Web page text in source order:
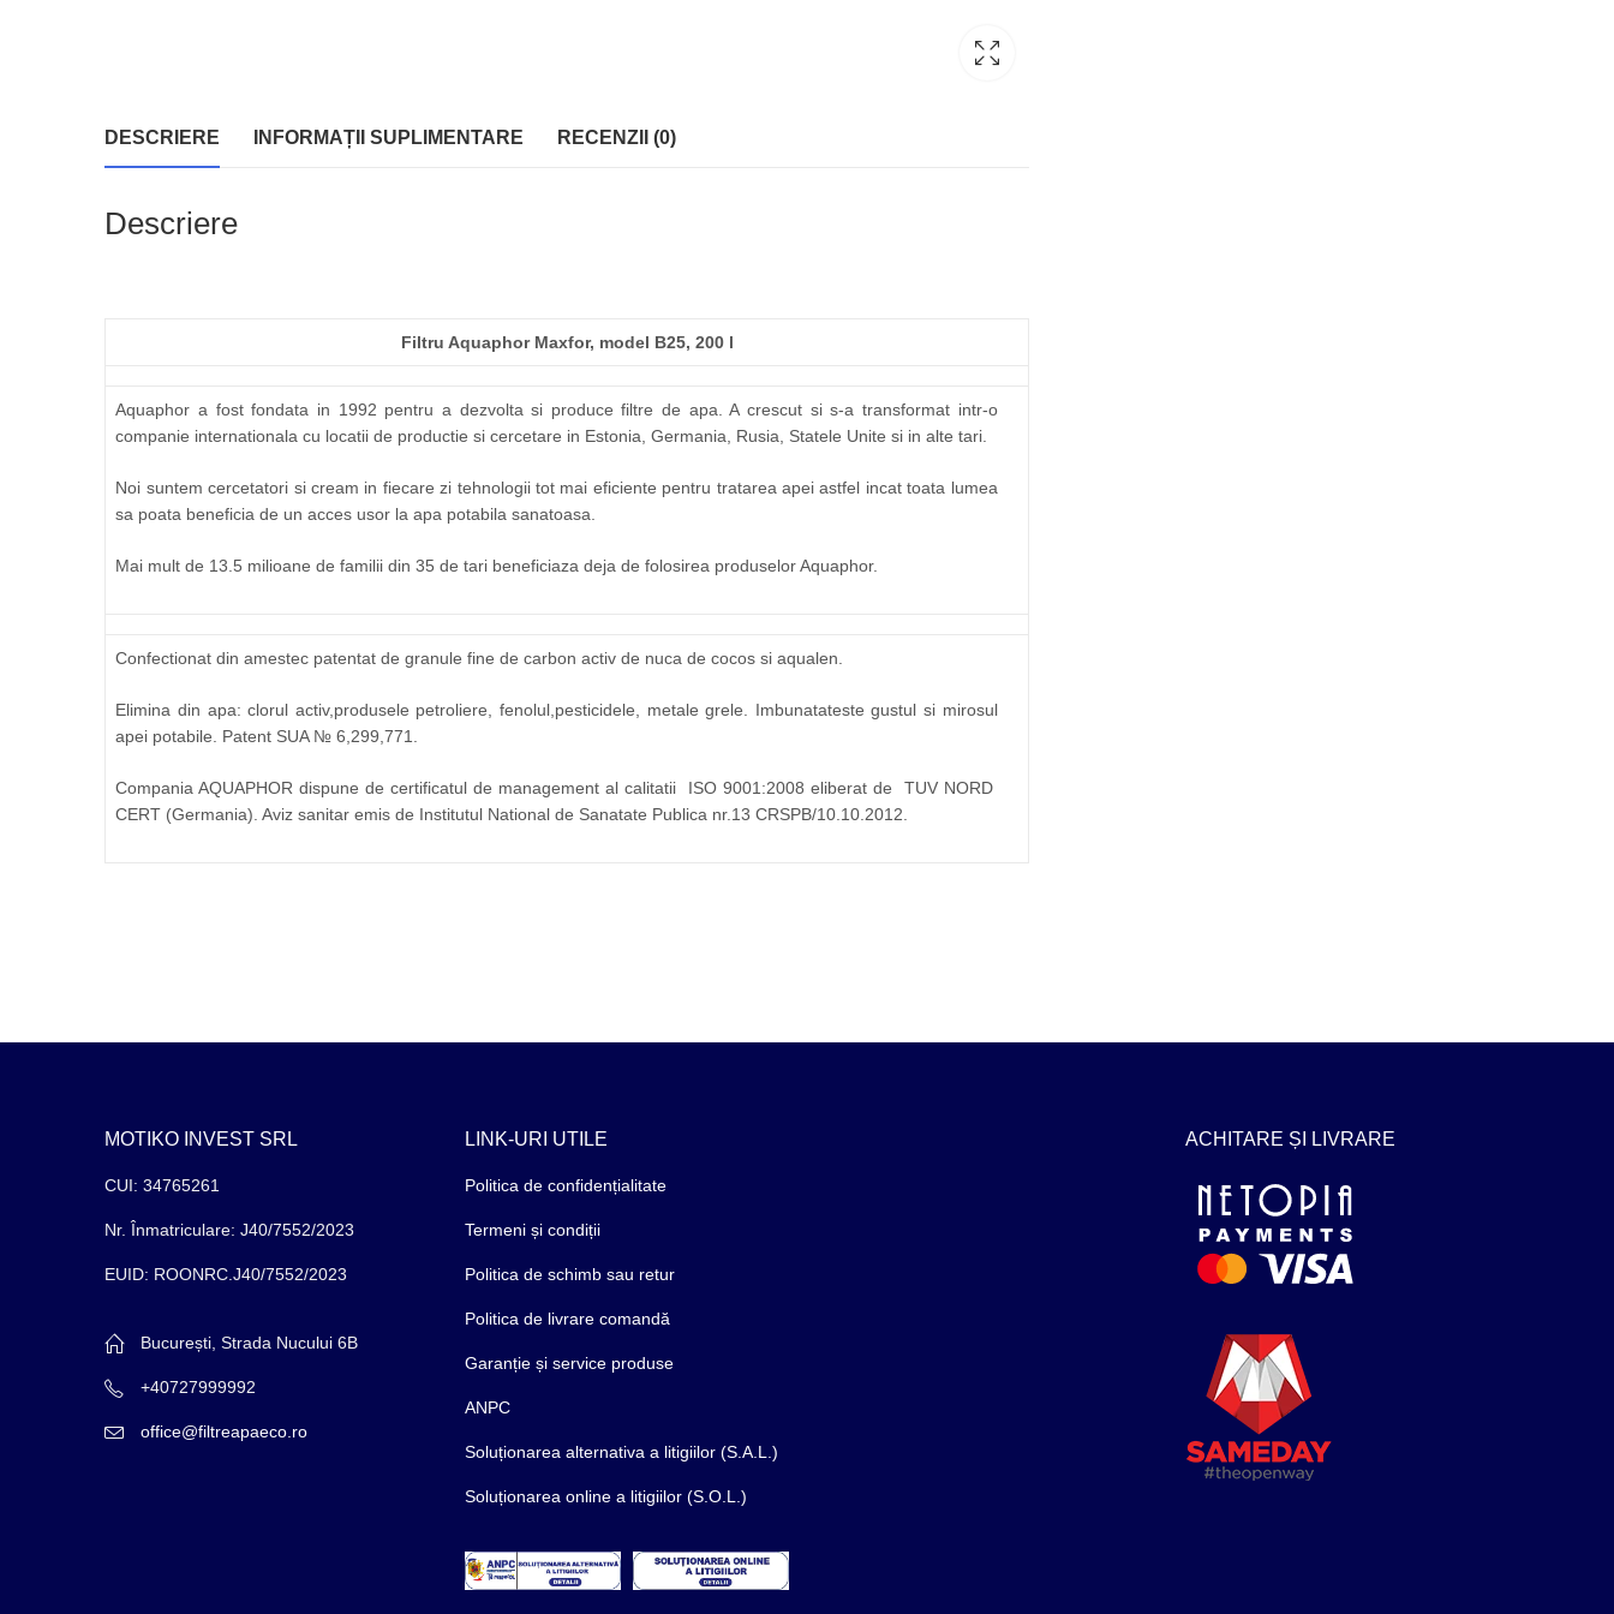
DESCRIERE INFORMAȚII SUPLIMENTARE RECENZII (0)
Descriere
Filtru Aquaphor Maxfor, model B25, 200 l
Aquaphor a fost fondata in 1992 pentru a dezvolta si produce filtre de apa. A crescut si s-a transformat intr-o
companie internationala cu locatii de productie si cercetare in Estonia, Germania, Rusia, Statele Unite si in alte tari.
Noi suntem cercetatori si cream in fiecare zi tehnologii tot mai eficiente pentru tratarea apei astfel incat toata lumea
sa poata beneficia de un acces usor la apa potabila sanatoasa.
Mai mult de 13.5 milioane de familii din 35 de tari beneficiaza deja de folosirea produselor Aquaphor.
Confectionat din amestec patentat de granule fine de carbon activ de nuca de cocos si aqualen.
Elimina din apa: clorul activ,produsele petroliere, fenolul,pesticidele, metale grele. Imbunatateste gustul si mirosul
apei potabile. Patent SUA № 6,299,771.
Compania AQUAPHOR dispune de certificatul de management al calitatii ISO 9001:2008 eliberat de TUV NORD
CERT (Germania). Aviz sanitar emis de Institutul National de Sanatate Publica nr.13 CRSPB/10.10.2012.
MOTIKO INVEST SRL
CUI: 34765261
Nr. Înmatriculare: J40/7552/2023
EUID: ROONRC.J40/7552/2023
București, Strada Nucului 6B
+40727999992
office@filtreapaeco.ro
LINK-URI UTILE
Politica de confidențialitate
Termeni și condiții
Politica de schimb sau retur
Politica de livrare comandă
Garanție și service produse
ANPC
Soluționarea alternativa a litigiilor (S.A.L.)
Soluționarea online a litigiilor (S.O.L.)
ACHITARE ȘI LIVRARE